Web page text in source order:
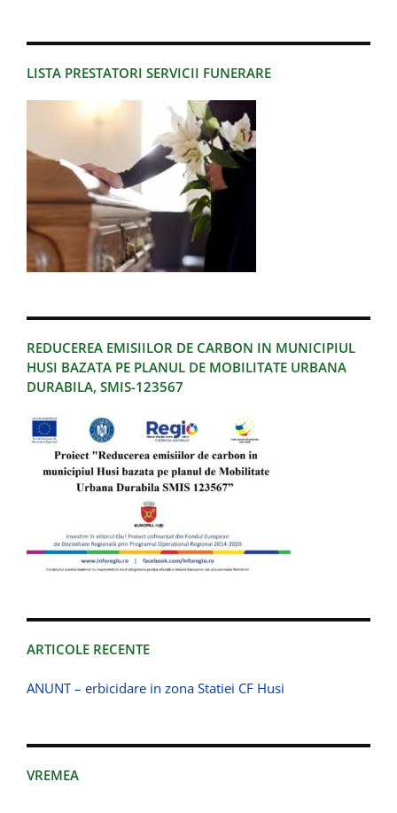
LISTA PRESTATORI SERVICII FUNERARE
REDUCEREA EMISIILOR DE CARBON IN MUNICIPIUL
HUSI BAZATA PE PLANUL DE MOBILITATE URBANA
DURABILA, SMIS-123567
ARTICOLE RECENTE
ANUNT – erbicidare in zona Statiei CF Husi
VREMEA